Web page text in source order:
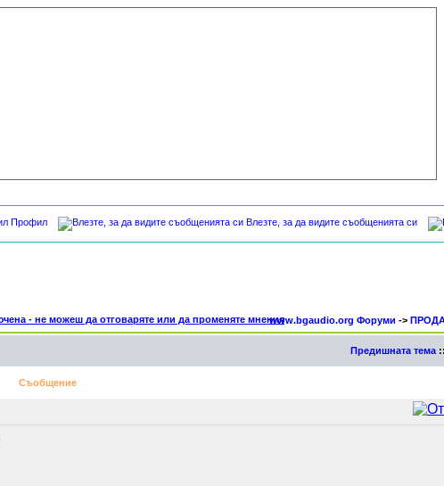
Профил Влезте, за да видите съобщенията си
www.bgaudio.org Форуми ->
Предишната тема
Съобщение